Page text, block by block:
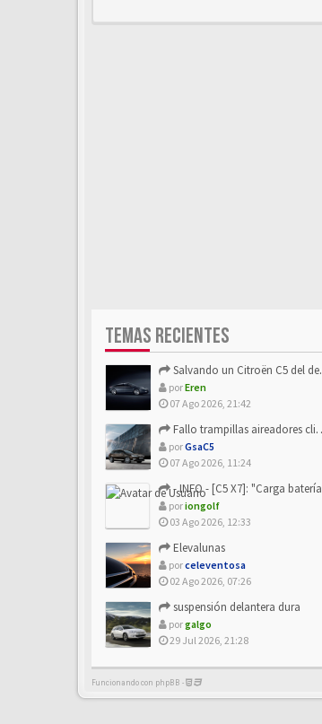
TEMAS RECIENTES
Salvando un Citroën C5 del desguace: Presentación y seguimiento
porEren
07 Ago 2026, 21:42
Fallo trampillas aireadores climatizador
porGsaC5
07 Ago 2026, 11:24
- INFO - [C5 X7]: "Carga batería o alimentación eléctri...
poriongolf
03 Ago 2026, 12:33
Elevalunas
porceleventosa
02 Ago 2026, 07:26
suspensión delantera dura
porgalgo
29 Jul 2026, 21:28
Funcionando con phpBB -